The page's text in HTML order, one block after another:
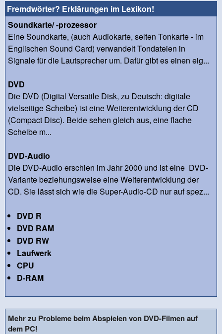
Fremdwörter? Erklärungen im Lexikon!
Soundkarte/ -prozessor
Eine Soundkarte, (auch Audiokarte, selten Tonkarte - im
Englischen Sound Card) verwandelt Tondateien in
Signale für die Lautsprecher um. Dafür gibt es einen eig...
DVD
Die DVD (Digital Versatile Disk, zu Deutsch: digitale
vielseitige Scheibe) ist eine Weiterentwicklung der CD
(Compact Disc). Beide sehen gleich aus, eine flache
Scheibe m...
DVD-Audio
Die DVD-Audio erschien im Jahr 2000 und ist eine DVD-
Variante beziehungsweise eine Weiterentwicklung der
CD. Sie lässt sich wie die Super-Audio-CD nur auf spez...
DVD R
DVD RAM
DVD RW
Laufwerk
CPU
D-RAM
Mehr zu Probleme beim Abspielen von DVD-Filmen auf
dem PC!